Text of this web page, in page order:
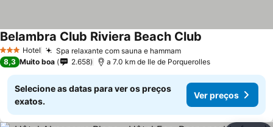
3 EstrelasHotel Spa relaxante com sauna e hammam
Belambra Club Riviera Beach Club
8,3 Muito boa 2.658 a 7.0 km de Ile de Porquerolles
Selecione as datas para ver os preços
exatos.
Ver preços